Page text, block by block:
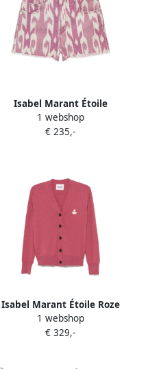
Isabel Marant Étoile
Stijlvolle Shorts Pink Dames
1 webshop
€ 235,-
Isabel Marant Étoile Roze
Geborduurde Logo Trui Pink
Dames
1 webshop
€ 329,-